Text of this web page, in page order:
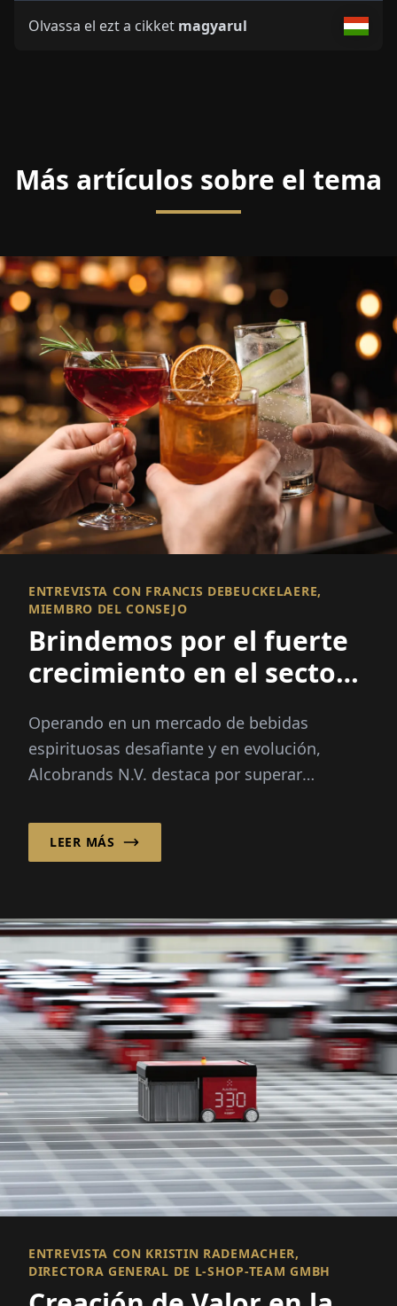
Olvassa el ezt a cikket magyarul
Más artículos sobre el tema
ENTREVISTA CON FRANCIS DEBEUCKELAERE,
MIEMBRO DEL CONSEJO
Brindemos por el fuerte
crecimiento en el sector
espirituosas
Operando en un mercado de bebidas
espirituosas desafiante y en evolución,
Alcobrands N.V. destaca por superar
LEER MÁS
ENTREVISTA CON KRISTIN RADEMACHER,
DIRECTORA GENERAL DE L-SHOP-TEAM GMBH